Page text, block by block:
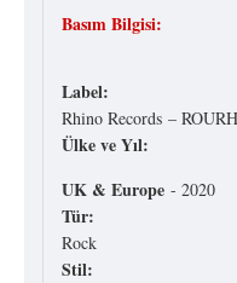
Basım Bilgisi:
Label:
Rhino Records –
Ülke ve Yıl:
UK & Europe - 2020
Tür:
Rock
Stil: